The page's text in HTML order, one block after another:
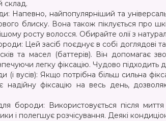
склад.
Напевно, найпопулярніший та
блиску. Вона також піклується про
росту волосся. Обирайте олії з
Цей засіб поєднує в собі доглядові та
та масел (баттерів). Він допомагає
легку фіксацію. Чудово підходить
(і вусів): Якщо потрібна більш сильна
надійну фіксацію на весь день,
бороди: Використовується після
і полегшує розчісування. Деякі